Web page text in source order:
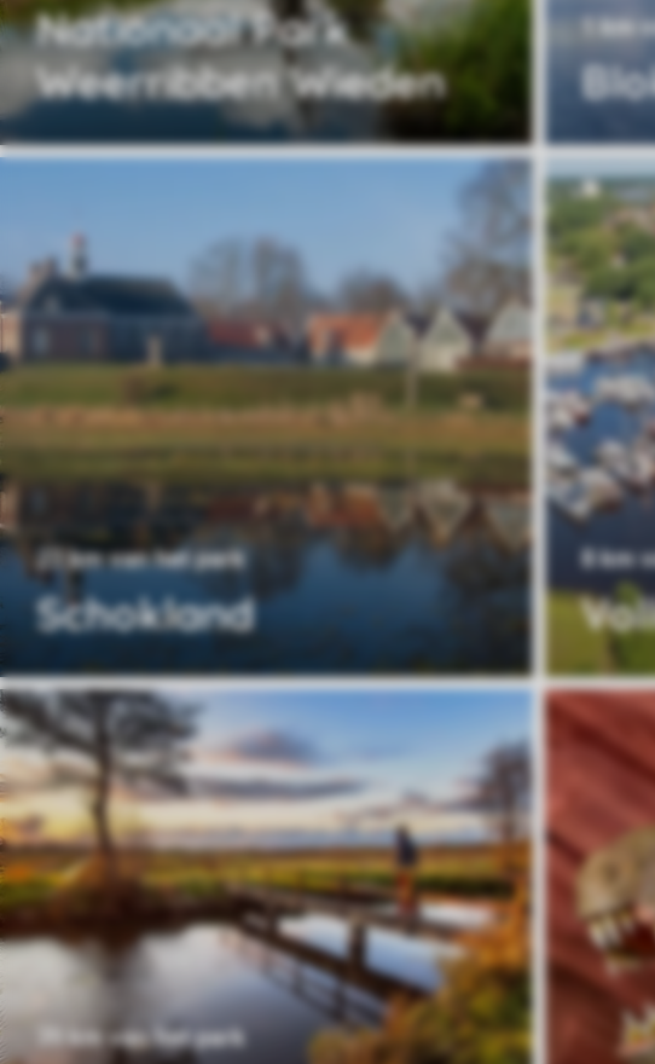
Nationaal Park
Weerribben Wieden
1 km
Schokland
23 km van het park 8 km
39 km van het park